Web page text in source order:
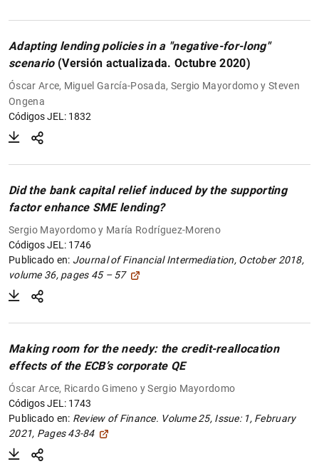
Adapting lending policies in a "negative-for-long"
scenario(Versión actualizada. Octubre 2020)
Óscar Arce, Miguel García-Posada, Sergio Mayordomo y Steven
Ongena
Códigos JEL: 1832
Did the bank capital relief induced by the supporting
factor enhance SME lending?
Sergio Mayordomo y María Rodríguez-Moreno
Códigos JEL: 1746
Publicado en: Journal of Financial Intermediation, October 2018,
volume 36, pages 45 – 57
Making room for the needy: the credit-reallocation
effects of the ECB’s corporate QE
Óscar Arce, Ricardo Gimeno y Sergio Mayordomo
Códigos JEL: 1743
Publicado en: Review of Finance. Volume 25, Issue: 1, February
2021, Pages 43-84